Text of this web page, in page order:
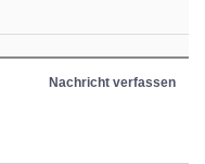
Nachricht verfassen